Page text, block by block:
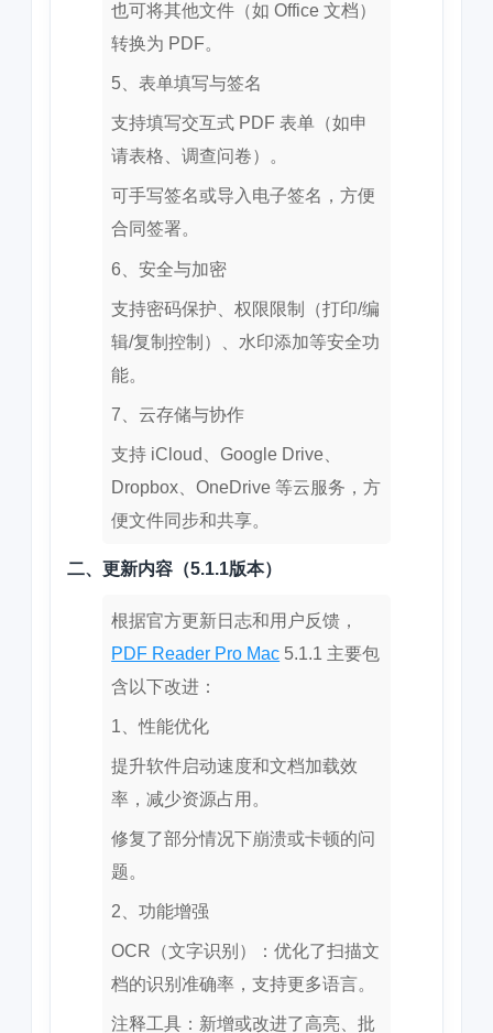
也可将其他文件（如 Office 文档）
转换为 PDF。
5、表单填写与签名
支持填写交互式 PDF 表单（如申
请表格、调查问卷）。
可手写签名或导入电子签名，方便
合同签署。
6、安全与加密
支持密码保护、权限限制（打印/编
辑/复制控制）、水印添加等安全功
能。
7、云存储与协作
支持 iCloud、Google Drive、
Dropbox、OneDrive 等云服务，方
便文件同步和共享。
二、更新内容（5.1.1版本）
根据官方更新日志和用户反馈，
PDF Reader Pro Mac 5.1.1 主要包
含以下改进：
1、性能优化
提升软件启动速度和文档加载效
率，减少资源占用。
修复了部分情况下崩溃或卡顿的问
题。
2、功能增强
OCR（文字识别）：优化了扫描文
档的识别准确率，支持更多语言。
注释工具：新增或改进了高亮、批